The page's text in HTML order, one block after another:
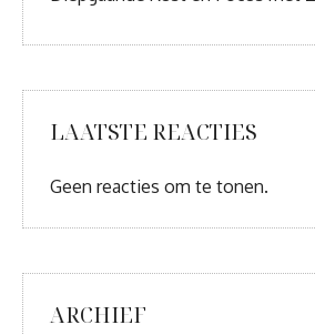
LAATSTE REACTIES
Geen reacties om te tonen.
ARCHIEF